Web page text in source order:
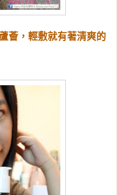
薈，輕敷就有著清爽的